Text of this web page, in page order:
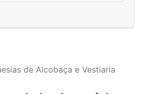
de Alcobaça e Vestiaria